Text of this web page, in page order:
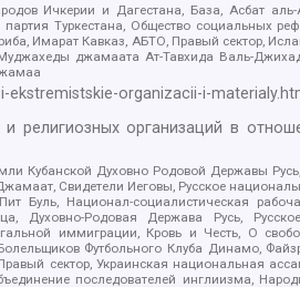
Ичкерии и Дагестана, База, Асбат
Туркестана, Общество
Имарат Кавказ, АБТО, Правый сектор,
джамаата Ат-Тавхида Валь-
organizacii-i-
религиозных организаций в
Кубанской Духовно Родовой Державы
Свидетели Иеговы, Русское
Буль, Национал-социалистическая
Духовно-Родовая Держава Русь,
иммиграции, Кровь и Честь, О
Футбольного Клуба Динамо,
сектор, Украинская национальная
последователей инглиизма,